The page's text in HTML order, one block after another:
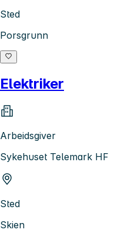
Sted
Porsgrunn
Elektriker
Arbeidsgiver
Sykehuset Telemark HF
Sted
Skien